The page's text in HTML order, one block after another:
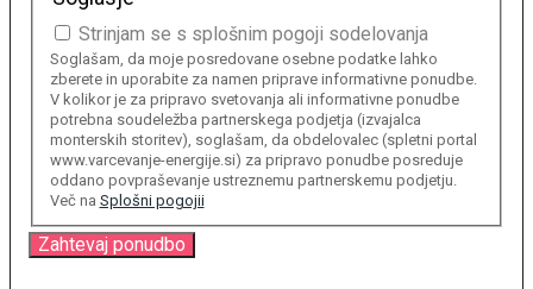
Strinjam se s splošnim pogoji sodelovanja
Soglašam, da moje posredovane osebne podatke lahko
zberete in uporabite za namen priprave informativne ponudbe.
V kolikor je za pripravo svetovanja ali informativne ponudbe
potrebna soudeležba partnerskega podjetja (izvajalca
monterskih storitev), soglašam, da obdelovalec (spletni portal
www.varcevanje-energije.si) za pripravo ponudbe posreduje
oddano povpraševanje ustreznemu partnerskemu podjetju.
Več na Splošni pogojii